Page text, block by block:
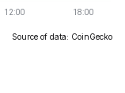
Source of data: CoinGecko